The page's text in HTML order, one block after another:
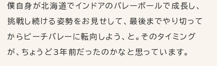
僕自身が北海道でインドアのバレーボールで成長し、
挑戦し続ける姿勢をお見せして、最後までやり切って
からビーチバレーに転向しよう、と。そのタイミング
が、ちょうど3年前だったのかなと思っています。